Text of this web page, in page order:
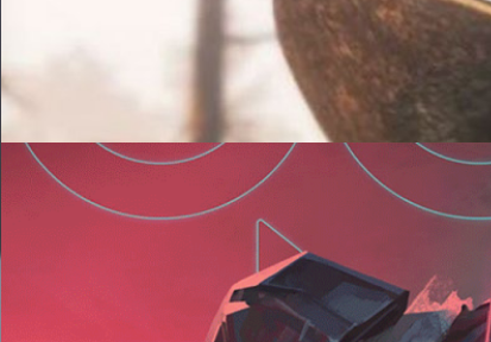
กรณ์รัฐภาส ธนวัตไชยศรี | 1431 days ago
Read More
30/10/2021
10 อันดับเกม Toxic ที่สุดในปี 2021
จากผลสำรวจโดยหน่วยงานต่อต้านความเกลียดชัง The Anti-
ด้านการเก็บสถิติเกมและอีสปอร์ต New Zoo ได้เผยว่า Valorant และ
'เหยียดผู้เล่นคนอื่น' มากที่สุดในปี 2021 โดยมี Valorant ขึ้นแท่นอันดับ
79% ตามมาด้วย DOTA 2 จาก ผู้เล่นทั้งหมด 78%